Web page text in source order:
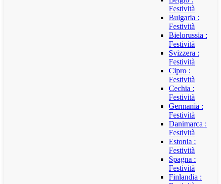
Festività
Bulgaria :
Festività
Bielorussia :
Festività
Svizzera :
Festività
Cipro :
Festività
Cechia :
Festività
Germania :
Festività
Danimarca :
Festività
Estonia :
Festività
Spagna :
Festività
Finlandia :